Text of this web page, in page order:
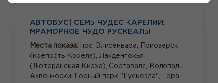
АВТОБУС| СЕМЬ ЧУДЕС КАРЕЛИИ:
МРАМОРНОЕ ЧУДО РУСКЕАЛЫ
Места показа: пос. Элисенвара,
Приозерск
(крепость Корела), Лахденпохья
(Лютеранская Кирха), Сортавала,
Водопады
Ахвенкоски,
Горный парк "Рускеала",
Гора